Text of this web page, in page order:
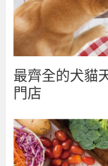
最齊全的犬貓
門店